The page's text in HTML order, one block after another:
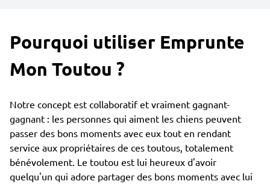
Pourquoi utiliser Emprunte
Mon Toutou ?
Notre concept est collaboratif et vraiment gagnant-
gagnant : les personnes qui aiment les chiens peuvent
passer des bons moments avec eux tout en rendant
service aux propriétaires de ces toutous, totalement
bénévolement. Le toutou est lui heureux d'avoir
quelqu'un qui adore partager des bons moments avec lui